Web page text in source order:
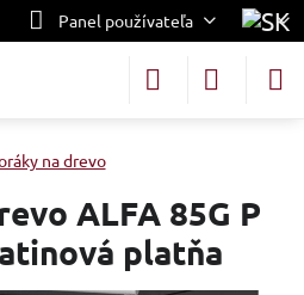
Panel používateľa
na drevo
ALFA 85G P
platňa